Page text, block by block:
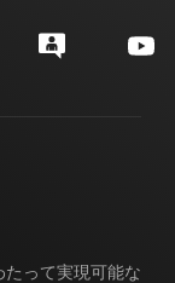
って実現可能な